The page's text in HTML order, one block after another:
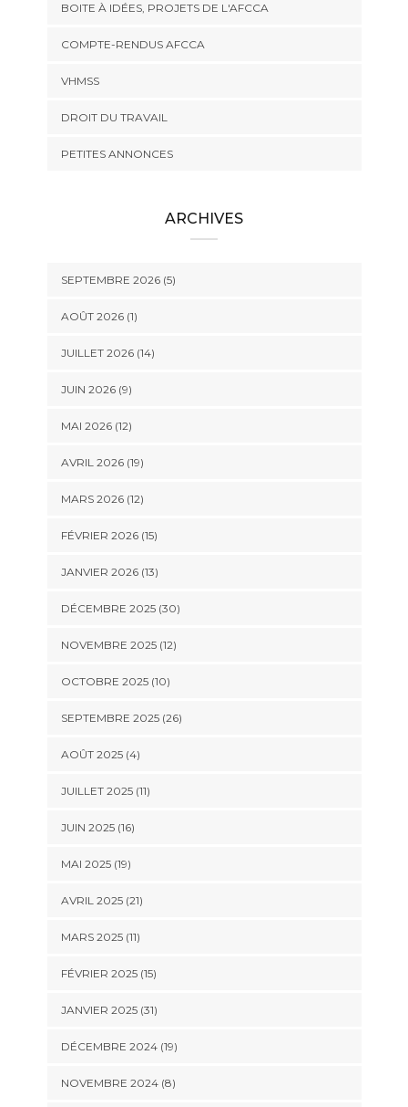
BOITE À IDÉES, PROJETS DE L'AFCCA
COMPTE-RENDUS AFCCA
VHMSS
DROIT DU TRAVAIL
PETITES ANNONCES
ARCHIVES
SEPTEMBRE 2026 (5)
AOÛT 2026 (1)
JUILLET 2026 (14)
JUIN 2026 (9)
MAI 2026 (12)
AVRIL 2026 (19)
MARS 2026 (12)
FÉVRIER 2026 (15)
JANVIER 2026 (13)
DÉCEMBRE 2025 (30)
NOVEMBRE 2025 (12)
OCTOBRE 2025 (10)
SEPTEMBRE 2025 (26)
AOÛT 2025 (4)
JUILLET 2025 (11)
JUIN 2025 (16)
MAI 2025 (19)
AVRIL 2025 (21)
MARS 2025 (11)
FÉVRIER 2025 (15)
JANVIER 2025 (31)
DÉCEMBRE 2024 (19)
NOVEMBRE 2024 (8)